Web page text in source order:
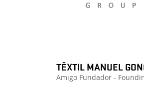
TÊXTIL MANUEL
Amigo Fundador -